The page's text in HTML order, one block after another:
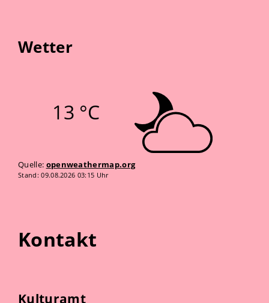
Wetter
13 °C
Quelle: openweathermap.org
Stand: 09.08.2026 03:15 Uhr
Kontakt
Kulturamt